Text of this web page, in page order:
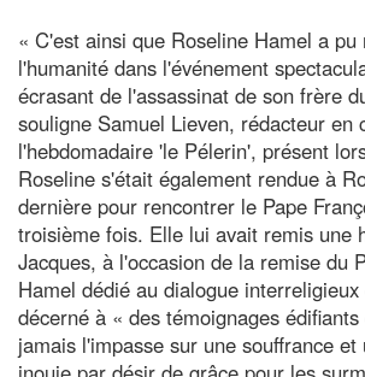
« C'est ainsi que Roseline Hamel a pu
l'humanité dans l'événement
écrasant de l'assassinat de son frère
souligne Samuel Lieven, rédacteur en
l'hebdomadaire 'le Pélerin', présent
Roseline s'était également rendue à
dernière pour rencontrer le Pape
troisième fois. Elle lui avait remis une
Jacques, à l'occasion de la remise du
Hamel dédié au dialogue
décerné à « des témoignages
jamais l'impasse sur une souffrance et